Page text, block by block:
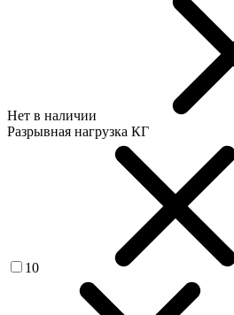
Нет в наличии
Разрывная нагрузка КГ
10